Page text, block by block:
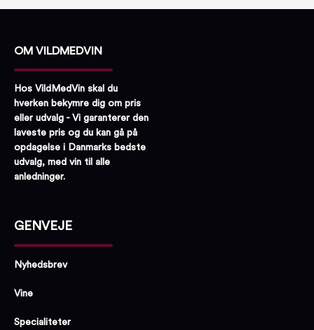
OM VILDMEDVIN
Hos VildMedVin skal du
hverken bekymre dig om pris
eller udvalg - Vi garanterer den
laveste pris og du kan gå på
opdagelse i Danmarks bedste
udvalg, med vin til alle
anledninger.
GENVEJE
Nyhedsbrev
Vine
Specialiteter